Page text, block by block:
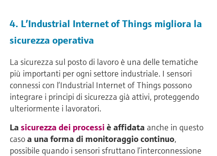
4. L’Industrial Internet of Things migliora la
sicurezza operativa
La sicurezza sul posto di lavoro è una delle tematiche
più importanti per ogni settore industriale. I sensori
connessi con l’Industrial Internet of Things possono
integrare i principi di sicurezza già attivi, proteggendo
ulteriormente i lavoratori.
La sicurezza dei processi è affidata anche in questo
casoa una forma di monitoraggio continuo,
possibile quando i sensori sfruttano l’interconnessione